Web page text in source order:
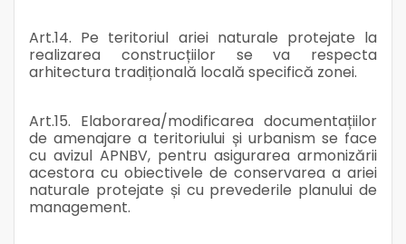
Art.14. Pe teritoriul ariei naturale protejate la
realizarea construcțiilor se va respecta
arhitectura tradițională locală specifică zonei.
Art.15. Elaborarea/modificarea documentațiilor
de amenajare a teritoriului și urbanism se face
cu avizul APNBV, pentru asigurarea armonizării
acestora cu obiectivele de conservarea a ariei
naturale protejate și cu prevederile planului de
management.